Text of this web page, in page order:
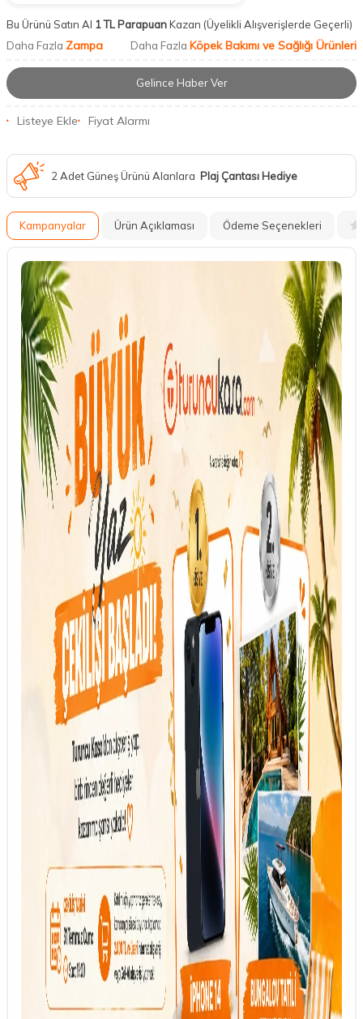
Bu Ürünü Satın Al 1 TL ParapuanKazan (Üyelikli Alışverişlerde Geçerli)
Daha Fazla Zampa Daha Fazla Köpek Bakımı ve Sağlığı Ürünleri
Gelince Haber Ver
Listeye Ekle Fiyat Alarmı
2 Adet Güneş Ürünü Alanlara Plaj Çantası Hediye
Kampanyalar Ürün Açıklaması Ödeme Seçenekleri